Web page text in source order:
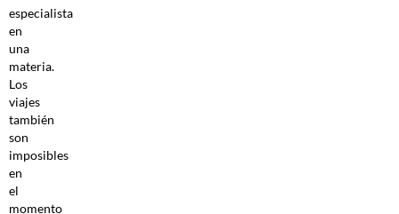
especialista
en
una
materia.
Los
viajes
también
son
imposibles
en
el
momento